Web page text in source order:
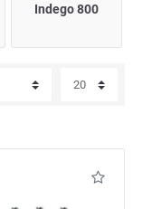
Indego 800